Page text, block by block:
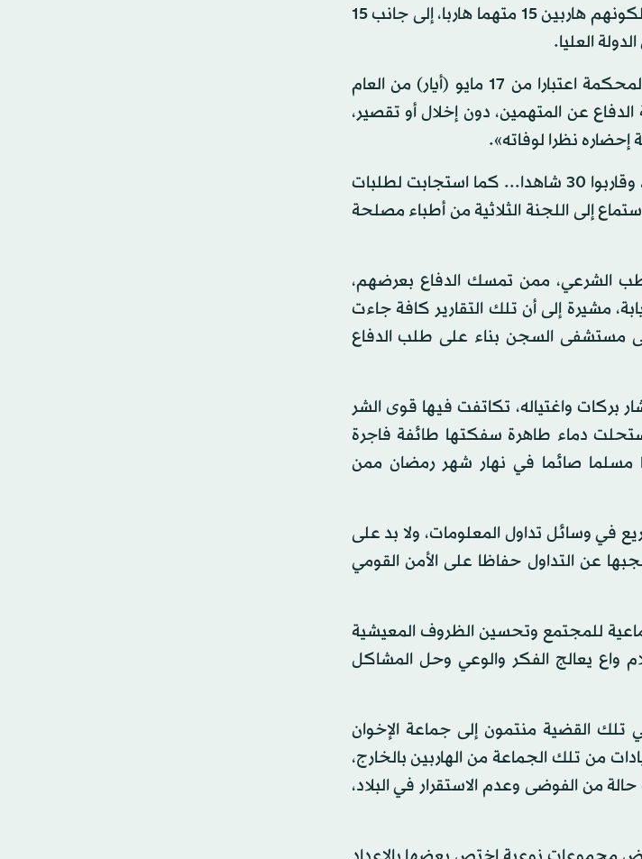
وفي قضية بركات، بلغ عدد المتهمين الذين أحيلت أوراقهم إلى المفتي غيابيا؛ نظرا لكونهم هاربين 15 متهما هاربا، إلى جانب 15
العليا.
وقالت محكمة جنايات القاهرة في جلسة الإحالة أمس: إن «القضية عرضت على المحكمة اعتبارا من 17 مايو (أيار) من العام
لهيئة الدفاع عن المتهمين، دون إخلال أو تقصير،
وأضافت أنها «استمعت إلى جميع شهود النفي الذين أحضرهم الدفاع عن المتهمين، وقاربوا 30 شاهدا... كما استجابت لطلبات
إلى اللجنة الثلاثية من أطباء مصلحة
عرض 35 متهما على مصلحة الطب الشرعي، ممن تمسك الدفاع بعرضهم،
مشيرة إلى أن تلك التقارير كافة جاءت
مستشفى السجن بناء على طلب الدفاع
بركات واغتياله، تكاتفت فيها قوى الشر
دماء طاهرة سفكتها طائفة فاجرة
مسلما صائما في نهار شهر رمضان ممن
في وسائل تداول المعلومات، ولا بد على
عن التداول حفاظا على الأمن القومي
للمجتمع وتحسين الظروف المعيشية
واع يعالج الفكر والوعي وحل المشاكل
تلك القضية منتمون إلى جماعة الإخوان
من تلك الجماعة من الهاربين بالخارج،
من الفوضى وعدم الاستقرار في البلاد،